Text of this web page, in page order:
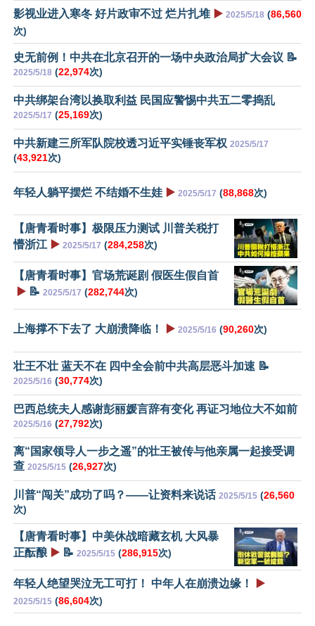
影视业进入寒冬 好片政审不过 烂片扎堆 ▶️ 2025/5/18 (86,560
次)
史无前例！中共在北京召开的一场中央政治局扩大会议 📝
2025/5/18 (22,974次)
中共绑架台湾以换取利益 民国应警惕中共五二零捣乱
2025/5/17 (25,169次)
中共新建三所军队院校透习近平实锤丧军权 2025/5/17
(43,921次)
年轻人躺平摆烂 不结婚不生娃 ▶️ 2025/5/17 (88,868次)
【唐青看时事】极限压力测试 川普关税打
懵浙江 ▶️ 2025/5/17 (284,258次)
【唐青看时事】官场荒诞剧 假医生假自首
▶️ 📝 2025/5/17 (282,744次)
上海撑不下去了 大崩溃降临！ ▶️ 2025/5/16 (90,260次)
壮王不壮 蓝天不在 四中全会前中共高层恶斗加速 📝
2025/5/16 (30,774次)
巴西总统夫人感谢彭丽媛言辞有变化 再证习地位大不如前
2025/5/16 (27,792次)
离“国家领导人一步之遥”的壮王被传与他亲属一起接受调
查 2025/5/15 (26,927次)
川普“闯关”成功了吗？——让资料来说话 2025/5/15 (26,560
次)
【唐青看时事】中美休战暗藏玄机 大风暴
正酝酿 ▶️ 📝 2025/5/15 (286,915次)
年轻人绝望哭泣无工可打！ 中年人在崩溃边缘！ ▶️
2025/5/15 (86,604次)